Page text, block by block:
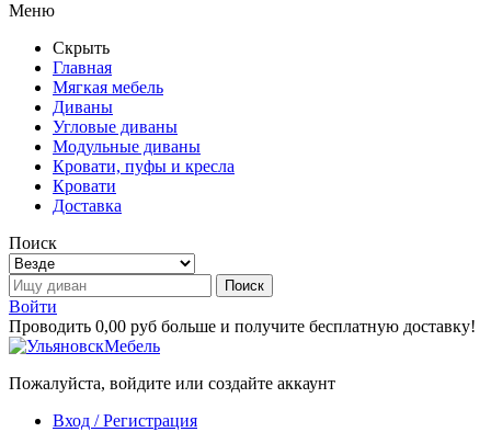
Меню
Скрыть
Главная
Мягкая мебель
Диваны
Угловые диваны
Модульные диваны
Кровати, пуфы и кресла
Кровати
Доставка
Поиск
Поиск
Войти
Проводить 0,00 руб больше и получите бесплатную доставку!
Пожалуйста, войдите или создайте аккаунт
Вход / Регистрация